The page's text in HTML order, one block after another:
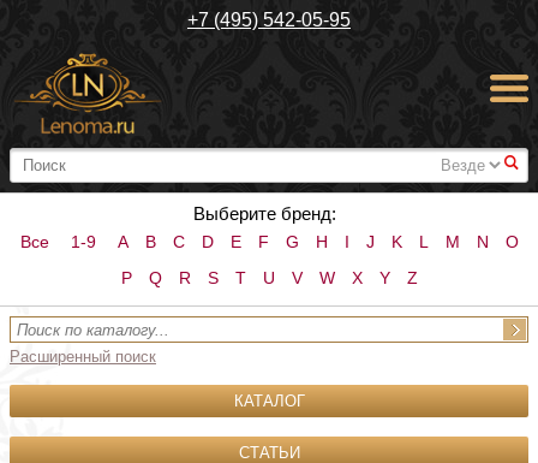
+7 (495) 542-05-95
#
Выберите бренд:
Все 1-9 A B C D E F G H I J K L M N
O
P
Q R S T U V W X Y Z
Расширенный поиск
КАТАЛОГ
СТАТЬИ